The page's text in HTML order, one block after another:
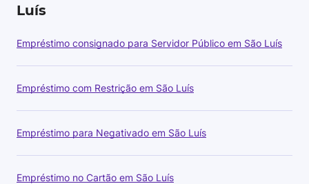
Luís
Empréstimo consignado para Servidor Público em São Luís
Empréstimo com Restrição em São Luís
Empréstimo para Negativado em São Luís
Empréstimo no Cartão em São Luís